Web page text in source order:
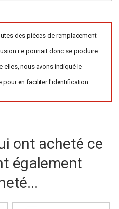
des pièces de remplacement
ne pourrait donc se produire
elles, nous avons indiqué le
pour en faciliter l'identification.
ont acheté ce
également